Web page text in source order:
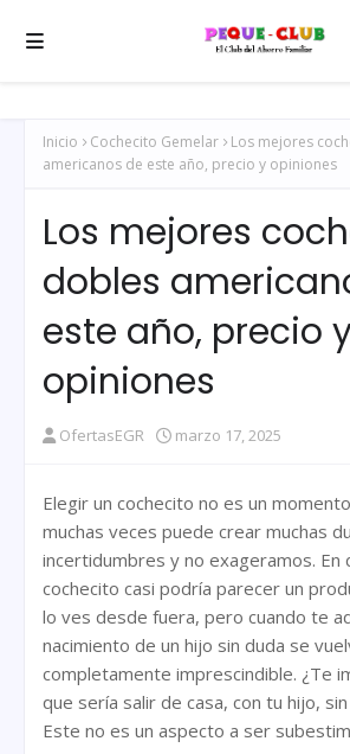
Inicio Cochecito Gemelar
Los mejores
americanos de este año, precio y opiniones
Los mejores
dobles
este año, precio
opiniones
OfertasEGR marzo 17, 2025
Elegir un cochecito no es un
muchas veces puede crear muchas
incertidumbres y no exageramos. En
cochecito casi podría parecer un
lo ves desde fuera, pero cuando te
nacimiento de un hijo sin duda se
completamente imprescindible. ¿Te
que sería salir de casa, con tu hijo,
Este no es un aspecto a ser